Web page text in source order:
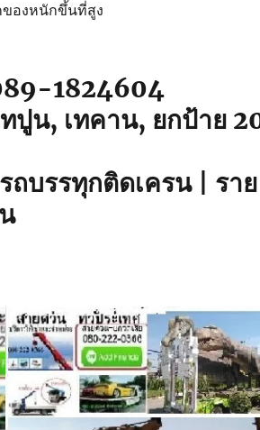
ของหนักขึ้นที่สูง
1824604
ปูน, เทคาน, ยกป้าย
ถบรรทุกติดเครน | ราย